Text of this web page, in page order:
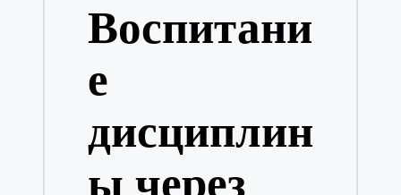
Воспитани
е
дисциплин
ы через